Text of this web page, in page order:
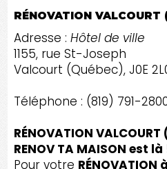
RÉNOVATION VALCOURT
Adresse : Hôtel de ville
1155, rue St-Joseph
Valcourt (Québec), J0E
Téléphone : (819) 791-
RÉNOVATION VALCOURT
RENOV TA MAISON est là
Pour votre RÉNOVATION